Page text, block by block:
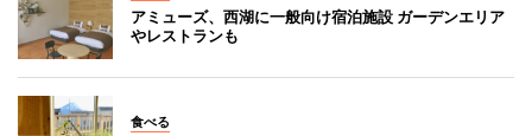
アミューズ、西湖に一般向け宿泊施設 ガーデンエリア
やレストランも
食べる